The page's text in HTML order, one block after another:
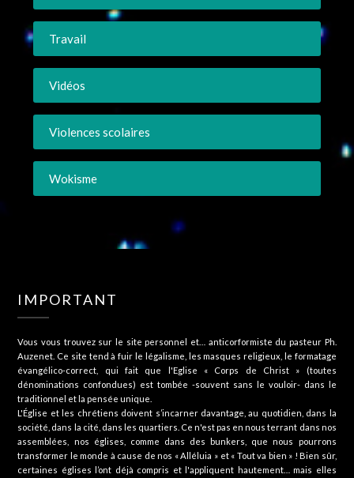
Travail
Vidéos
Violences scolaires
Wokisme
IMPORTANT
Vous vous trouvez sur le site personnel et… anticorformiste du pasteur Ph.
Auzenet. Ce site tend à fuir le légalisme, les masques religieux, le formatage
évangélico-correct, qui fait que l'Eglise « Corps de Christ » (toutes
dénominations confondues) est tombée -souvent sans le vouloir- dans le
traditionnel et la pensée unique.
L'Église et les chrétiens doivent s’incarner davantage, au quotidien, dans la
société, dans la cité, dans les quartiers. Ce n'est pas en nous terrant dans nos
assemblées, nos églises, comme dans des bunkers, que nous pourrons
transformer le monde à cause de nos « Alléluia » et « Tout va bien » ! Bien sûr,
certaines églises l’ont déjà compris et l'appliquent hautement… mais elles